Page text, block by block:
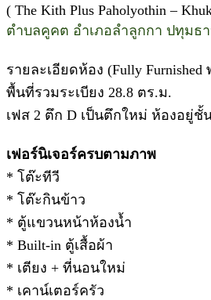
( The Kith Plus Paholyothin –
ตำบลคูคต อำเภอลำลูกกา ปทุมธา
รายละเอียดห้อง (Fully Furnished
พื้นที่รวมระเบียง 28.8 ตร.ม.
เฟส 2 ตึก D เป็นตึกใหม่ ห้องอยู่ชั้
เฟอร์นิเจอร์ครบตามภาพ
* โต๊ะทีวี
* โต๊ะกินข้าว
* ตู้แขวนหน้าห้องน้ำ
* Built-in ตู้เสื้อผ้า
* เตียง + ที่นอนใหม่
* เคาน์เตอร์ครัว